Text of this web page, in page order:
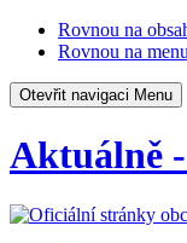
Rovnou na
Rovnou na menu
Otevřit navigaci Menu
Aktuálně